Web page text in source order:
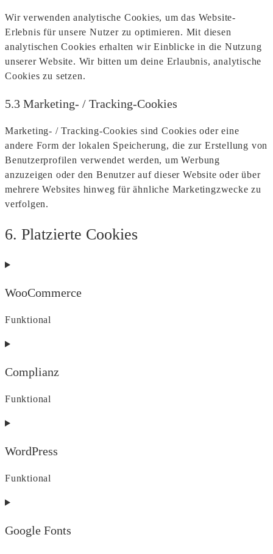
Wir verwenden analytische Cookies, um das Website-
Erlebnis für unsere Nutzer zu optimieren. Mit diesen
analytischen Cookies erhalten wir Einblicke in die Nutzung
unserer Website. Wir bitten um deine Erlaubnis, analytische
Cookies zu setzen.
5.3 Marketing- / Tracking-Cookies
Marketing- / Tracking-Cookies sind Cookies oder eine
andere Form der lokalen Speicherung, die zur Erstellung von
Benutzerprofilen verwendet werden, um Werbung
anzuzeigen oder den Benutzer auf dieser Website oder über
mehrere Websites hinweg für ähnliche Marketingzwecke zu
verfolgen.
6. Platzierte Cookies
WooCommerce
Funktional
Consent
service
Complianz
Funktional
Consent
service
WordPress
Funktional
Consent
service
Google Fonts